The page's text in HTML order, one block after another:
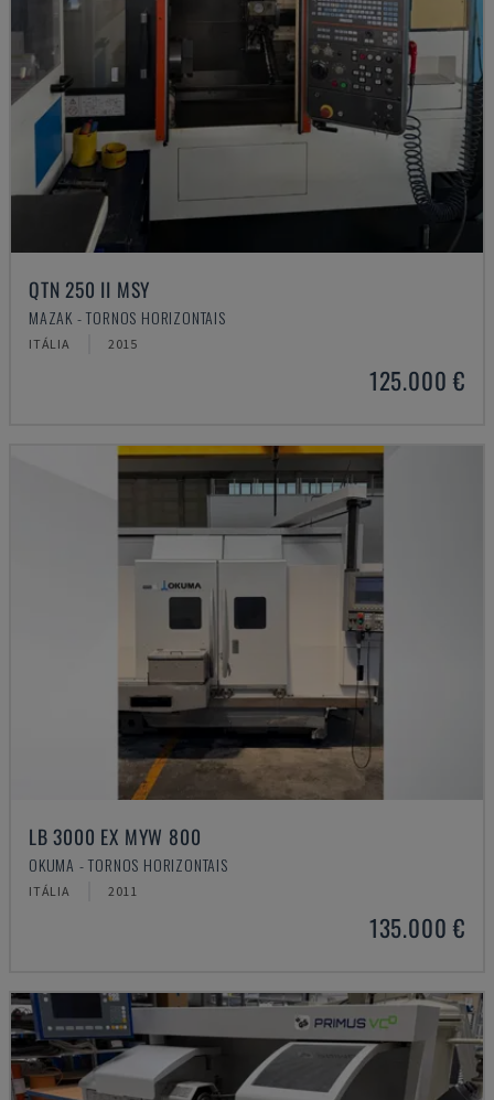
QTN 250 II MSY
MAZAK - TORNOS HORIZONTAIS
ITÁLIA 2015
125.000 €
LB 3000 EX MYW 800
OKUMA - TORNOS HORIZONTAIS
ITÁLIA 2011
135.000 €